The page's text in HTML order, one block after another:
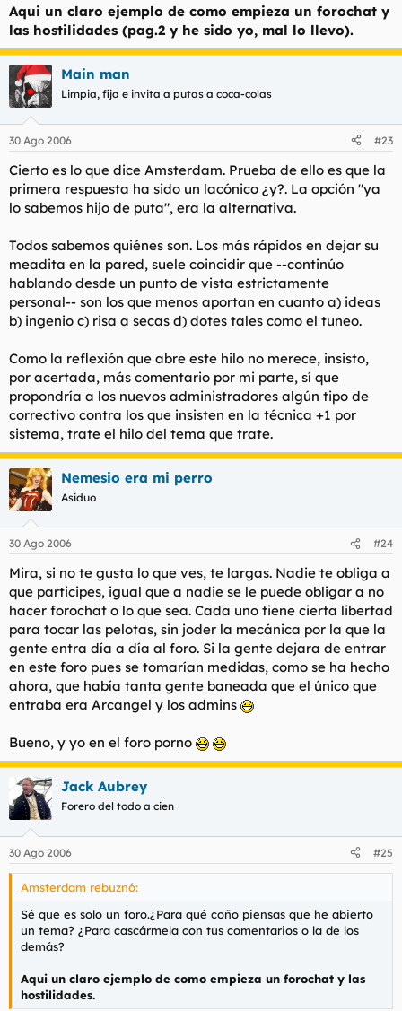
Aqui un claro ejemplo de como empieza un forochat y
las hostilidades (pag.2 y he sido yo, mal lo llevo).
Main man
Limpia, fija e invita a putas a coca-colas
30 Ago 2006 #23
Cierto es lo que dice Amsterdam. Prueba de ello es que la
primera respuesta ha sido un lacónico ¿y?. La opción "ya
lo sabemos hijo de puta", era la alternativa.
Todos sabemos quiénes son. Los más rápidos en dejar su
meadita en la pared, suele coincidir que --continúo
hablando desde un punto de vista estrictamente
personal-- son los que menos aportan en cuanto a) ideas
b) ingenio c) risa a secas d) dotes tales como el tuneo.
Como la reflexión que abre este hilo no merece, insisto,
por acertada, más comentario por mi parte, sí que
propondría a los nuevos administradores algún tipo de
correctivo contra los que insisten en la técnica +1 por
sistema, trate el hilo del tema que trate.
Nemesio era mi perro
Asiduo
30 Ago 2006 #24
Mira, si no te gusta lo que ves, te largas. Nadie te obliga a
que participes, igual que a nadie se le puede obligar a no
hacer forochat o lo que sea. Cada uno tiene cierta libertad
para tocar las pelotas, sin joder la mecánica por la que la
gente entra día a día al foro. Si la gente dejara de entrar
en este foro pues se tomarían medidas, como se ha hecho
ahora, que había tanta gente baneada que el único que
entraba era Arcangel y los admins
Bueno, y yo en el foro porno
Jack Aubrey
Forero del todo a cien
30 Ago 2006 #25
Amsterdam rebuznó:
Sé que es solo un foro.¿Para qué coño piensas que he abierto
un tema? ¿Para cascármela con tus comentarios o la de los
demás?
Aqui un claro ejemplo de como empieza un forochat y las
hostilidades.